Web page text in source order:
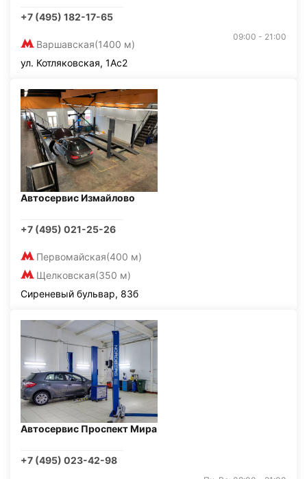
+7 (495) 182-17-65
Варшавская(1400 м)
09:00 - 21:00
ул. Котляковская, 1Ас2
Автосервис Измайлово
+7 (495) 021-25-26
Первомайская(400 м)
Щелковская(350 м)
Сиреневый бульвар, 83б
Автосервис Проспект Мира
+7 (495) 023-42-98